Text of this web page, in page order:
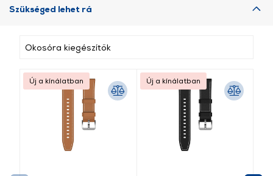
Szükséged lehet rá
Okosóra kiegészítők
Új a kínálatban Új a kínálatban